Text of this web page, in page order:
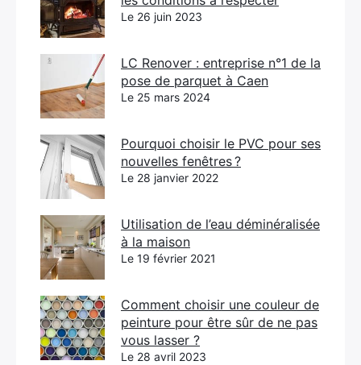
Le 26 juin 2023
LC Renover : entreprise n°1 de la
pose de parquet à Caen
Le 25 mars 2024
Pourquoi choisir le PVC pour ses
nouvelles fenêtres ?
Le 28 janvier 2022
Utilisation de l’eau déminéralisée
à la maison
Le 19 février 2021
Comment choisir une couleur de
peinture pour être sûr de ne pas
vous lasser ?
Le 28 avril 2023